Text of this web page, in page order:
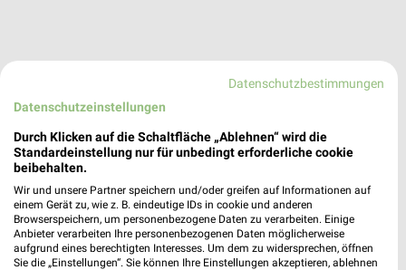
Datenschutzbestimmungen
Datenschutzeinstellungen
Durch Klicken auf die Schaltfläche „Ablehnen“ wird die
Standardeinstellung nur für unbedingt erforderliche cookie
beibehalten.
Wir und unsere Partner speichern und/oder greifen auf Informationen auf
einem Gerät zu, wie z. B. eindeutige IDs in cookie und anderen
Browserspeichern, um personenbezogene Daten zu verarbeiten. Einige
Anbieter verarbeiten Ihre personenbezogenen Daten möglicherweise
aufgrund eines berechtigten Interesses. Um dem zu widersprechen, öffnen
Sie die „Einstellungen“. Sie können Ihre Einstellungen akzeptieren, ablehnen